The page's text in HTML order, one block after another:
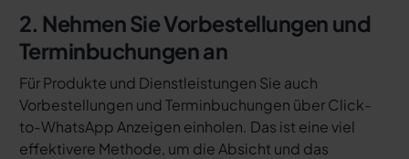
2. Nehmen Sie Vorbestellungen und
Terminbuchungen an
Für Produkte und Dienstleistungen Sie auch
Vorbestellungen und Terminbuchungen über Click-
to-WhatsApp Anzeigen einholen. Das ist eine viel
effektivere Methode, um die Absicht und das